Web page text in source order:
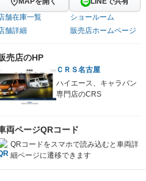
舗在庫一覧
ショールーム
舗詳細
販売店ホームページ
売店のHP
ＣＲＳ名古屋
ハイエース、キャラバン
専門店のCRS
両ページQRコード
QRコードをスマホで読み込むと車両詳
細ページに遷移できます